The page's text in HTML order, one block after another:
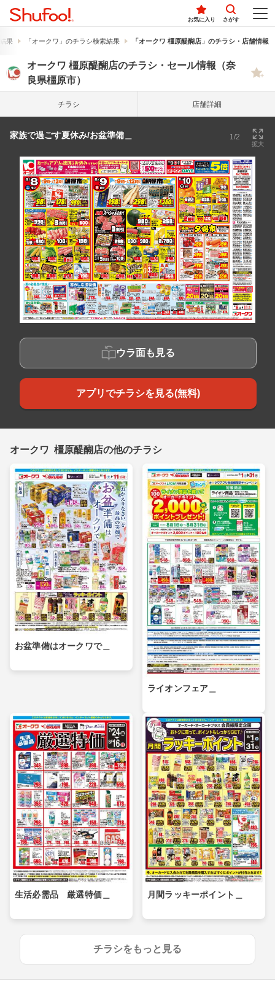
お気に入り さがす
果 「オークワ」のチラシ検索結果 「オークワ 橿原醍醐店」のチラシ・店舗情報
オークワ 橿原醍醐店のチラシ・セール情報（奈
良県橿原市）
チラシ 店舗詳細
家族で過ごす夏休み/お盆準備＿ 1/2
拡大
ウラ面も見る
アプリでチラシを見る(無料)
オークワ 橿原醍醐店の他のチラシ
お盆準備はオークワで＿
ライオンフェア＿
生活必需品 厳選特価＿ 月間ラッキーポイント＿
チラシをもっと見る